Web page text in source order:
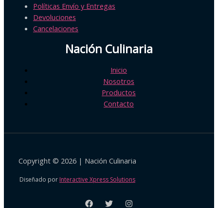
Políticas Envío y Entregas
Devoluciones
Cancelaciones
Nación Culinaria
Inicio
Nosotros
Productos
Contacto
Copyright © 2026 | Nación Culinaria
Diseñado por Interactive Xpress Solutions